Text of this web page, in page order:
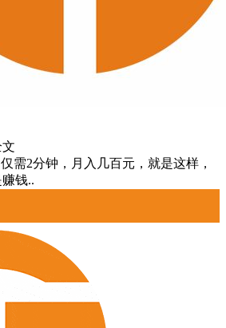
需2分钟，月入几百元，就是这样，
钱..